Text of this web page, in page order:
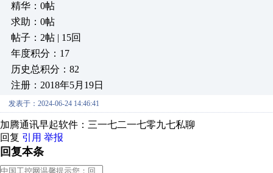
精华：0帖
求助：0帖
帖子：2帖 | 15回
年度积分：17
历史总积分：82
注册：2018年5月19日
发表于：2024-06-24 14:46:41
加腾通讯早起软件：三一七二一七零九七私聊
回复 引用 举报
回复本条